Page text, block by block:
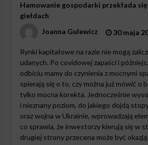
Hamowanie gospodarki przekłada
giełdach
Joanna Gulewicz
30 maja
Rynki kapitałowe na razie nie mogą
udanych. Po covidowej zapaści i
odbiciu mamy do czynienia z mocnymi
spierają się o to, czy można już mówić o
tylko mocna korekta. Jednocześnie
i nieznany poziom, do jakiego dojdą
oraz wojna w Ukrainie, wprowadzają
co sprawia, że inwestorzy kierują się w
drugiej strony przecena może być